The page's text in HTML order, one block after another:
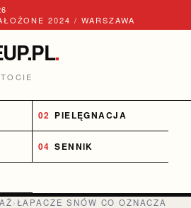
2024 / WARSZAWA
.
PIELĘGNACJA
SENNIK
›ŁAPACZE SNÓW CO OZNACZA